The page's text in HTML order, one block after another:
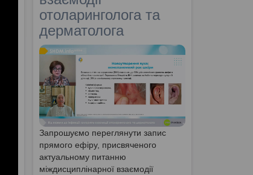
отоларинголога та
дерматолога
Запрошуємо переглянути запис
прямого ефіру, присвяченого
актуальному питанню
міждисциплінарної взаємодії